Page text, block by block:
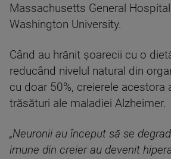
Massachusetts General
Washington University.
Când au hrănit şoarecii cu o
reducând nivelul natural din
cu doar 50%, creierele acestora
trăsături ale maladiei Alzheimer.
„Neuronii au început să se
imune din creier au devenit